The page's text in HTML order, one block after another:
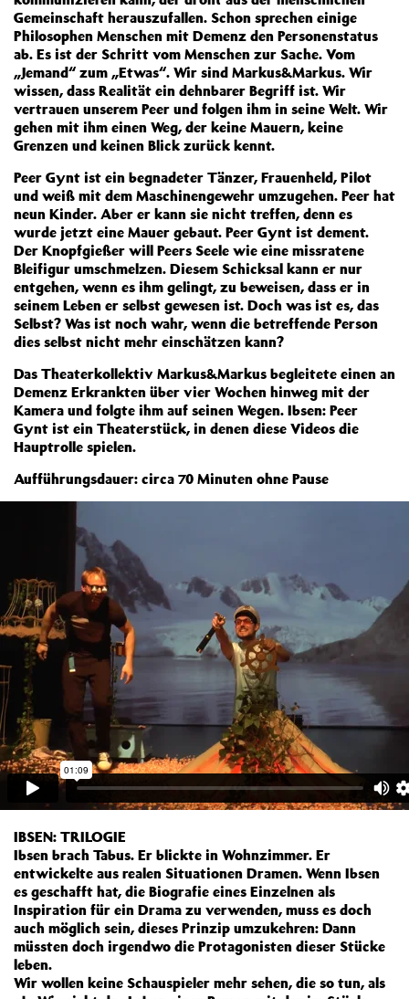
Gemeinschaft herauszufallen. Schon sprechen einige
Philosophen Menschen mit Demenz den Personenstatus
ab. Es ist der Schritt vom Menschen zur Sache. Vom
„Jemand“ zum „Etwas“. Wir sind Markus&Markus. Wir
wissen, dass Realität ein dehnbarer Begriff ist. Wir
vertrauen unserem Peer und folgen ihm in seine Welt. Wir
gehen mit ihm einen Weg, der keine Mauern, keine
Grenzen und keinen Blick zurück kennt.
Peer Gynt ist ein begnadeter Tänzer, Frauenheld, Pilot
und weiß mit dem Maschinengewehr umzugehen. Peer hat
neun Kinder. Aber er kann sie nicht treffen, denn es
wurde jetzt eine Mauer gebaut. Peer Gynt ist dement.
Der Knopfgießer will Peers Seele wie eine missratene
Bleifigur umschmelzen. Diesem Schicksal kann er nur
entgehen, wenn es ihm gelingt, zu beweisen, dass er in
seinem Leben er selbst gewesen ist. Doch was ist es, das
Selbst? Was ist noch wahr, wenn die betreffende Person
dies selbst nicht mehr einschätzen kann?
Das Theaterkollektiv Markus&Markus begleitete einen an
Demenz Erkrankten über vier Wochen hinweg mit der
Kamera und folgte ihm auf seinen Wegen. Ibsen: Peer
Gynt ist ein Theaterstück, in denen diese Videos die
Hauptrolle spielen.
Aufführungsdauer: circa 70 Minuten ohne Pause
IBSEN: TRILOGIE
Ibsen brach Tabus. Er blickte in Wohnzimmer. Er
entwickelte aus realen Situationen Dramen. Wenn Ibsen
es geschafft hat, die Biografie eines Einzelnen als
Inspiration für ein Drama zu verwenden, muss es doch
auch möglich sein, dieses Prinzip umzukehren: Dann
müssten doch irgendwo die Protagonisten dieser Stücke
leben.
Wir wollen keine Schauspieler mehr sehen, die so tun, als